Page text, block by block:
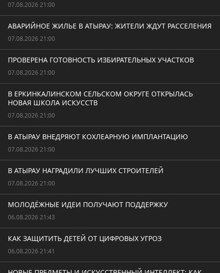
07.08.2026 21:00
АВАРИЙНОЕ ЖИЛЬЕ В АТЫРАУ: ЖИТЕЛИ ЖДУТ РАССЕЛЕНИЯ
07.08.2026 21:00
ПРОВЕРЕНА ГОТОВНОСТЬ ИЗБИРАТЕЛЬНЫХ УЧАСТКОВ
07.08.2026 21:00
В ЕРКИНКАЛИНСКОМ СЕЛЬСКОМ ОКРУГЕ ОТКРЫЛАСЬ
НОВАЯ ШКОЛА ИСКУССТВ
07.08.2026 21:00
В АТЫРАУ ВНЕДРЯЮТ КОХЛЕАРНУЮ ИМПЛАНТАЦИЮ
07.08.2026 21:00
В АТЫРАУ НАГРАДИЛИ ЛУЧШИХ СТРОИТЕЛЕЙ
07.08.2026 21:00
МОЛОДЁЖНЫЕ ИДЕИ ПОЛУЧАЮТ ПОДДЕРЖКУ
06.08.2026 21:43
КАК ЗАЩИТИТЬ ДЕТЕЙ ОТ ЦИФРОВЫХ УГРОЗ
06.08.2026 21:41